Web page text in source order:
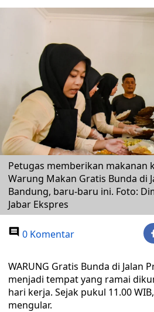
Petugas memberikan makanan
Warung Makan Gratis Bunda di
Bandung, baru-baru ini. Foto:
Jabar Ekspres
0 Komentar
WARUNG Gratis Bunda di Jalan
menjadi tempat yang ramai
hari kerja. Sejak pukul 11.00
mengular.